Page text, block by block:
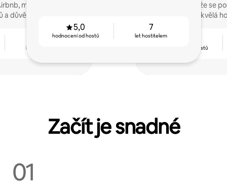
maximalizaci
důvěry hostitelů.
let hostitelem
5,0
hodnocení od hostů
7
let hostitelem
hostitelům tím, že se
naučil/a získat skvělá
hodnocení od hostů
Začít je snadné
01